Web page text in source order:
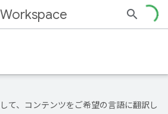
Workspace
て、コンテンツをご希望の言語に翻訳し